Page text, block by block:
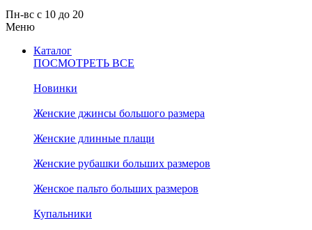
Пн-вс с 10 до 20
Меню
Каталог
ПОСМОТРЕТЬ ВСЕ
Новинки
Женские джинсы большого размера
Женские длинные плащи
Женские рубашки больших размеров
Женское пальто больших размеров
Купальники